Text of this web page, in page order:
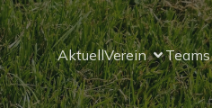
AktuellVerein Teams